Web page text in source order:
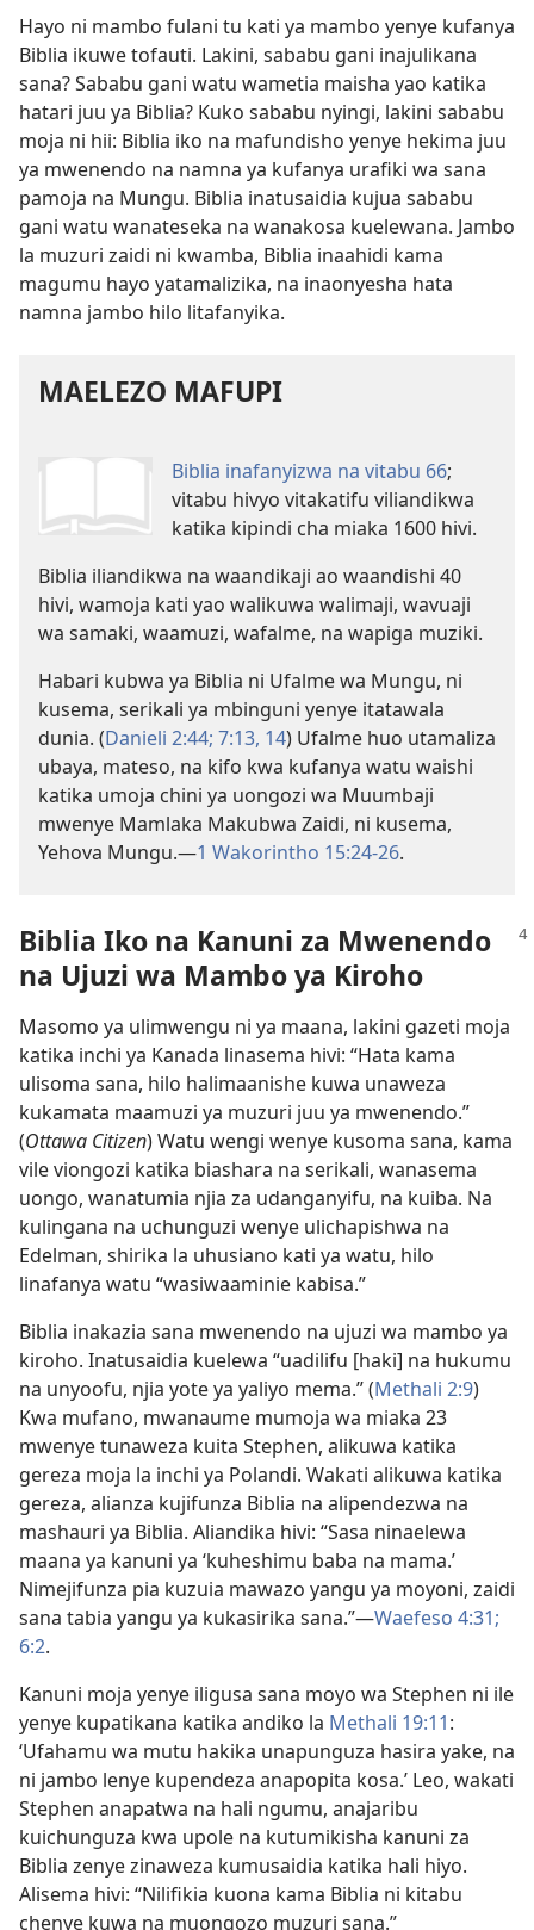
Hayo ni mambo fulani tu kati ya mambo yenye kufanya
Biblia ikuwe tofauti. Lakini, sababu gani inajulikana
sana? Sababu gani watu wametia maisha yao katika
hatari juu ya Biblia? Kuko sababu nyingi, lakini sababu
moja ni hii: Biblia iko na mafundisho yenye hekima juu
ya mwenendo na namna ya kufanya urafiki wa sana
pamoja na Mungu. Biblia inatusaidia kujua sababu
gani watu wanateseka na wanakosa kuelewana. Jambo
la muzuri zaidi ni kwamba, Biblia inaahidi kama
magumu hayo yatamalizika, na inaonyesha hata
namna jambo hilo litafanyika.
MAELEZO MAFUPI
Biblia inafanyizwa na vitabu 66;
vitabu hivyo vitakatifu viliandikwa
katika kipindi cha miaka 1600 hivi.
Biblia iliandikwa na waandikaji ao waandishi 40
hivi, wamoja kati yao walikuwa walimaji, wavuaji
wa samaki, waamuzi, wafalme, na wapiga muziki.
Habari kubwa ya Biblia ni Ufalme wa Mungu, ni
kusema, serikali ya mbinguni yenye itatawala
dunia. (Danieli 2:44; 7:13, 14) Ufalme huo utamaliza
ubaya, mateso, na kifo kwa kufanya watu waishi
katika umoja chini ya uongozi wa Muumbaji
mwenye Mamlaka Makubwa Zaidi, ni kusema,
Yehova Mungu.—1 Wakorintho 15:24-26.
Biblia Iko na Kanuni za Mwenendo
na Ujuzi wa Mambo ya Kiroho
Masomo ya ulimwengu ni ya maana, lakini gazeti moja
katika inchi ya Kanada linasema hivi: “Hata kama
ulisoma sana, hilo halimaanishe kuwa unaweza
kukamata maamuzi ya muzuri juu ya mwenendo.”
(Ottawa Citizen) Watu wengi wenye kusoma sana, kama
vile viongozi katika biashara na serikali, wanasema
uongo, wanatumia njia za udanganyifu, na kuiba. Na
kulingana na uchunguzi wenye ulichapishwa na
Edelman, shirika la uhusiano kati ya watu, hilo
linafanya watu “wasiwaaminie kabisa.”
Biblia inakazia sana mwenendo na ujuzi wa mambo ya
kiroho. Inatusaidia kuelewa “uadilifu [haki] na hukumu
na unyoofu, njia yote ya yaliyo mema.” (Methali 2:9)
Kwa mufano, mwanaume mumoja wa miaka 23
mwenye tunaweza kuita Stephen, alikuwa katika
gereza moja la inchi ya Polandi. Wakati alikuwa katika
gereza, alianza kujifunza Biblia na alipendezwa na
mashauri ya Biblia. Aliandika hivi: “Sasa ninaelewa
maana ya kanuni ya ‘kuheshimu baba na mama.’
Nimejifunza pia kuzuia mawazo yangu ya moyoni, zaidi
sana tabia yangu ya kukasirika sana.”—Waefeso 4:31;
6:2.
Kanuni moja yenye iligusa sana moyo wa Stephen ni ile
yenye kupatikana katika andiko la Methali 19:11:
‘Ufahamu wa mutu hakika unapunguza hasira yake, na
ni jambo lenye kupendeza anapopita kosa.’ Leo, wakati
Stephen anapatwa na hali ngumu, anajaribu
kuichunguza kwa upole na kutumikisha kanuni za
Biblia zenye zinaweza kumusaidia katika hali hiyo.
Alisema hivi: “Nilifikia kuona kama Biblia ni kitabu
chenye kuwa na muongozo muzuri sana.”